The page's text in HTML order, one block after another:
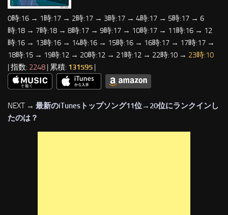
0時:16 → 1時:17 → 2時:17 → 3時:17 → 4時:17 → 5時:17 → 6
時:18 → 7時:18 → 8時:17 → 9時:17 → 10時:17 → 11時:16 → 12
時:16 → 13時:16 → 14時:16 → 15時:16 → 16時:17 → 17時:17 →
18時:15 → 19時:12 → 20時:12 → 21時:12 → 22時:10 → 23時:10
| 指数: 2248 | 累積: 131595 |
NEXT → 最新のiTunesトップソング11位→20位にランクインし
たのは？